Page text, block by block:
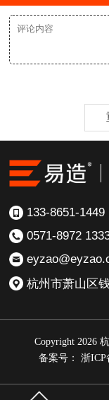
133-8651-1449
0571-8972
杭州市萧山区
Copyright 2026
备案号： 浙ICP